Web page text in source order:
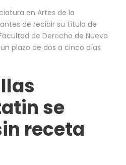
en Artes de la
de recibir su título de
de Derecho de Nueva
plazo de dos a cinco días
se
receta